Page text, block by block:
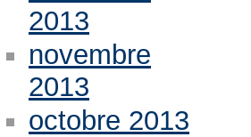
2013
novembre
2013
octobre 2013